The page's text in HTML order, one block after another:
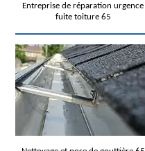
Entreprise de réparation urgence
fuite toiture 65